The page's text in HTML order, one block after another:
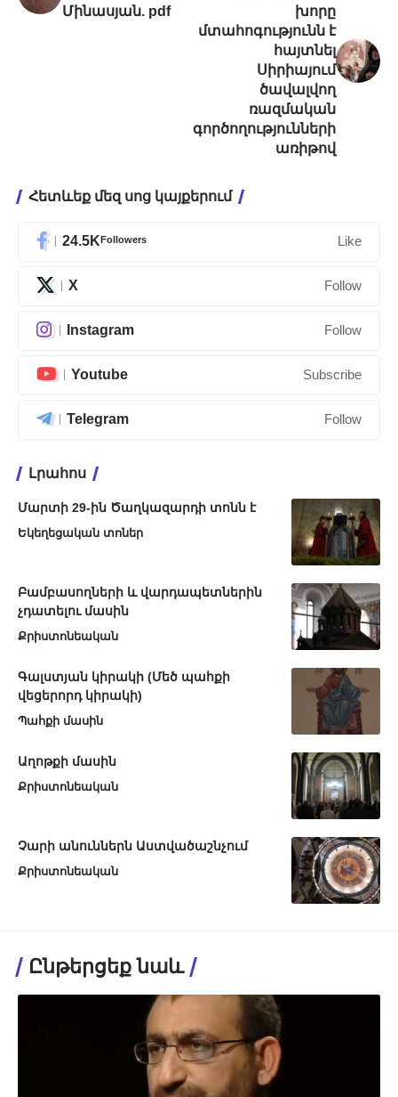
Մինասյան. pdf
խորը
մտահոգությունն է
հայտնել
Սիրիայում
ծավալվող
ռազմական
գործողությունների
առիթով
Հետևեք մեզ սոց կայքերում
24.5KFollowers Like
X Follow
Instagram Follow
Youtube Subscribe
Telegram Follow
Լրահոս
Մարտի 29-ին Ծաղկազարդի տոնն է
Եկեղեցական տոներ
Բամբասողների և վարդապետներին
չդատելու մասին
Քրիստոնեական
Գալստյան կիրակի (Մեծ պահքի
վեցերորդ կիրակի)
Պահքի մասին
Աղոթքի մասին
Քրիստոնեական
Չարի անուններն Աստվածաշնչում
Քրիստոնեական
Ընթերցեք նաև